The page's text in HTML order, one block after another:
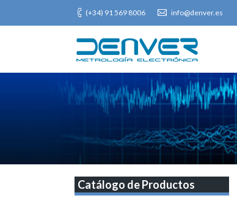
(+34) 91 569 8006 info@denver.es
Catálogo de Productos